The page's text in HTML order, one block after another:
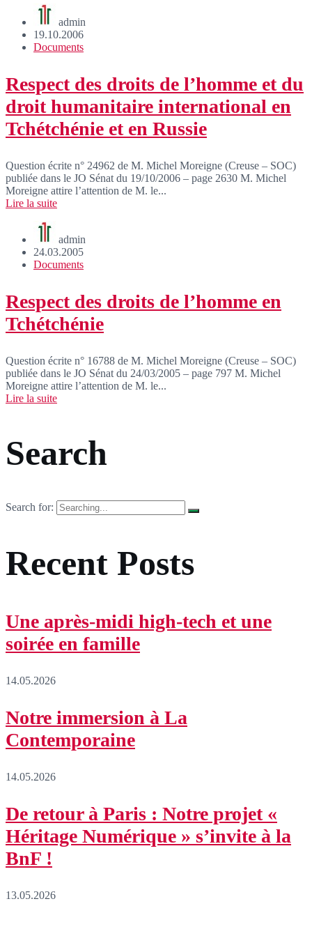
admin
19.10.2006
Documents
Respect des droits de l’homme et du
droit humanitaire international en
Tchétchénie et en Russie
Question écrite n° 24962 de M. Michel Moreigne (Creuse – SOC)
publiée dans le JO Sénat du 19/10/2006 – page 2630 M. Michel
Moreigne attire l’attention de M. le...
Lire la suite
admin
24.03.2005
Documents
Respect des droits de l’homme en
Tchétchénie
Question écrite n° 16788 de M. Michel Moreigne (Creuse – SOC)
publiée dans le JO Sénat du 24/03/2005 – page 797 M. Michel
Moreigne attire l’attention de M. le...
Lire la suite
Search
Search for:
Recent Posts
Une après-midi high-tech et une
soirée en famille
14.05.2026
Notre immersion à La
Contemporaine
14.05.2026
De retour à Paris : Notre projet «
Héritage Numérique » s’invite à la
BnF !
13.05.2026